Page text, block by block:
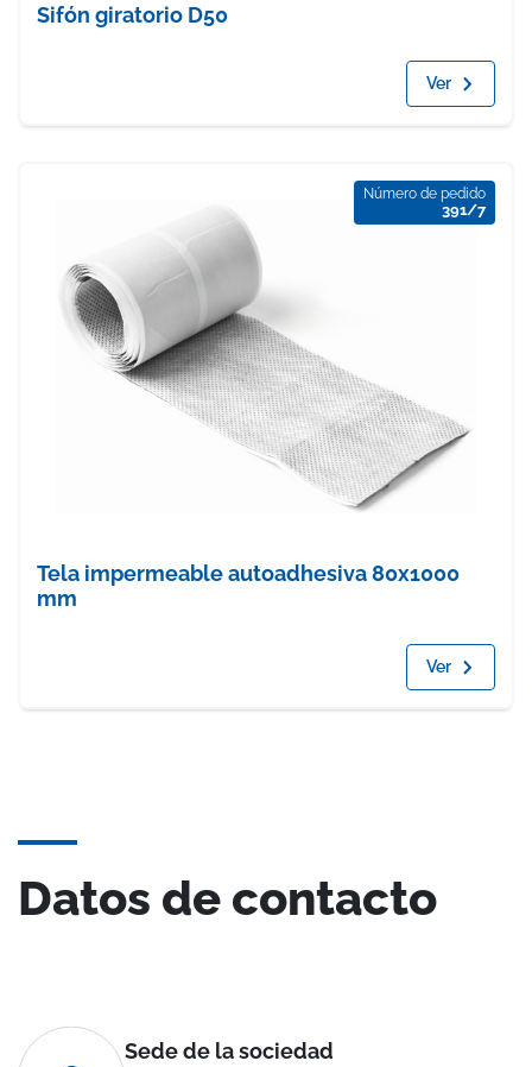
Sifón giratorio D50
Ver
Número de pedido
391/7
Tela impermeable autoadhesiva 80x1000
mm
Ver
Datos de contacto
Sede de la sociedad